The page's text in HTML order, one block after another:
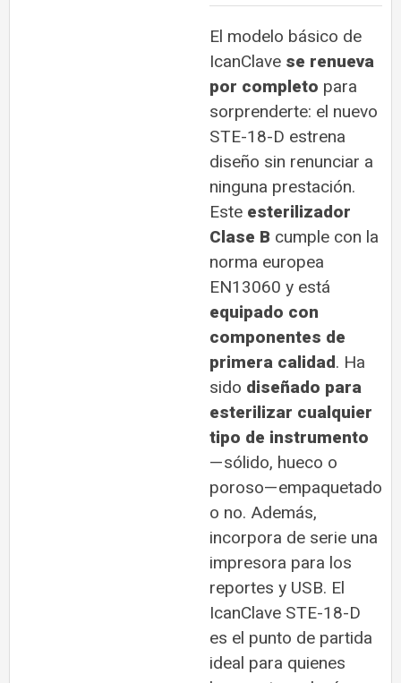
El modelo básico de
IcanClave se renueva
por completo para
sorprenderte: el nuevo
STE-18-D estrena
diseño sin renunciar a
ninguna prestación.
Este esterilizador
Clase B cumple con la
norma europea
EN13060 y está
equipado con
componentes de
primera calidad. Ha
sido diseñado para
esterilizar cualquier
tipo de instrumento
—sólido, hueco o
poroso—empaquetado
o no. Además,
incorpora de serie una
impresora para los
reportes y USB. El
IcanClave STE-18-D
es el punto de partida
ideal para quienes